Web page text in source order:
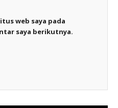
web saya pada
saya berikutnya.